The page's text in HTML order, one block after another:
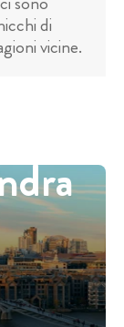
di
vicine.